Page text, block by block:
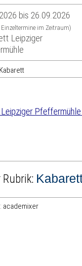
bis 26.09.2026
Einzeltermine im Zeitraum)
Leipziger